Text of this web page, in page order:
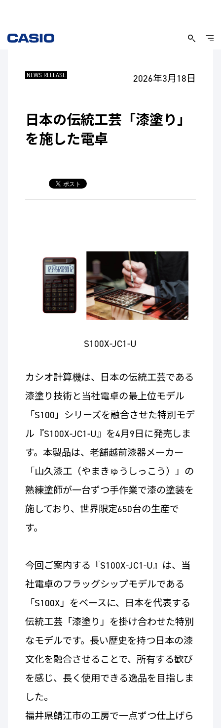
NEWS RELEASE 2026年3月18日
日本の伝統工芸「漆塗り」
を施した電卓
S100X-JC1-U
カシオ計算機は、日本の伝統工芸である
漆塗り技術と当社電卓の最上位モデル
「S100」シリーズを融合させた特別モデ
ル『S100X-JC1-U』を4月9日に発売しま
す。本製品は、老舗越前漆器メーカー
「山久漆工（やまきゅうしっこう）」の
熟練塗師が一台ずつ手作業で漆の塗装を
施しており、世界限定650台の生産で
す。
今回ご案内する『S100X-JC1-U』は、当
社電卓のフラッグシップモデルである
「S100X」をベースに、日本を代表する
伝統工芸「漆塗り」を掛け合わせた特別
なモデルです。長い歴史を持つ日本の漆
文化を融合させることで、所有する歓び
を感じ、長く使用できる逸品を目指しま
した。
福井県鯖江市の工房で一点ずつ仕上げら